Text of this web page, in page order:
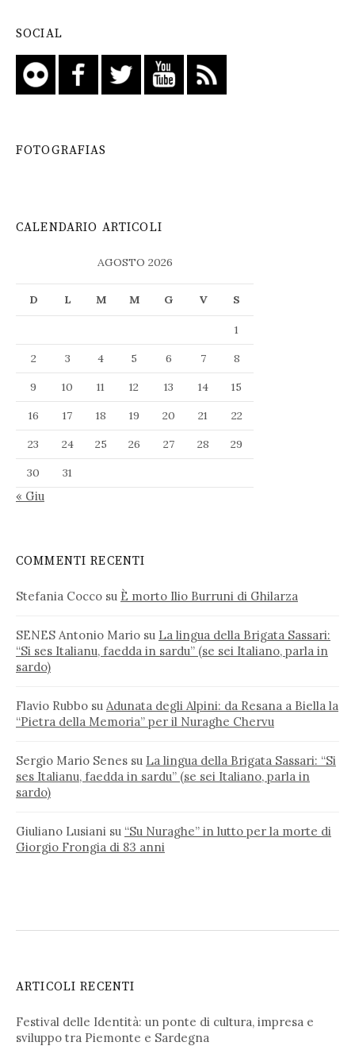
SOCIAL
FOTOGRAFIAS
CALENDARIO ARTICOLI
AGOSTO 2026
D L M M G V S
1
2
3 4 5 6 7
8
9
10 11 12 13 14
15
16
17 18 19 20 21
22
23
24 25 26 27 28
29
30
31
« Giu
COMMENTI RECENTI
Stefania Cocco su È morto Ilio Burruni di Ghilarza
SENES Antonio Mario su La lingua della Brigata Sassari:
“Si ses Italianu, faedda in sardu” (se sei Italiano, parla in
sardo)
Flavio Rubbo su Adunata degli Alpini: da Resana a Biella la
“Pietra della Memoria” per il Nuraghe Chervu
Sergio Mario Senes su La lingua della Brigata Sassari: “Si
ses Italianu, faedda in sardu” (se sei Italiano, parla in
sardo)
Giuliano Lusiani su “Su Nuraghe” in lutto per la morte di
Giorgio Frongia di 83 anni
ARTICOLI RECENTI
Festival delle Identità: un ponte di cultura, impresa e
sviluppo tra Piemonte e Sardegna